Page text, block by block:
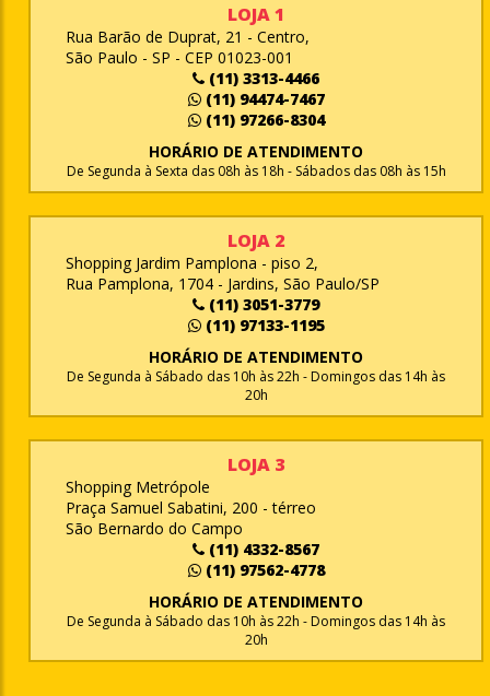
LOJA 1
Rua Barão de Duprat, 21 - Centro,
São Paulo - SP - CEP 01023-001
(11) 3313-4466
(11) 94474-7467
(11) 97266-8304
HORÁRIO DE ATENDIMENTO
De Segunda à Sexta das 08h às 18h - Sábados das 08h às 15h
LOJA 2
Shopping Jardim Pamplona - piso 2,
Rua Pamplona, 1704 - Jardins, São Paulo/SP
(11) 3051-3779
(11) 97133-1195
HORÁRIO DE ATENDIMENTO
De Segunda à Sábado das 10h às 22h - Domingos das 14h às
20h
LOJA 3
Shopping Metrópole
Praça Samuel Sabatini, 200 - térreo
São Bernardo do Campo
(11) 4332-8567
(11) 97562-4778
HORÁRIO DE ATENDIMENTO
De Segunda à Sábado das 10h às 22h - Domingos das 14h às
20h